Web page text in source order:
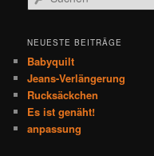
u
h
n
NEUESTE BEITRÄGE
Babyquilt
Jeans-Verlängerung
Rucksäckchen
Es ist genäht!
anpassung